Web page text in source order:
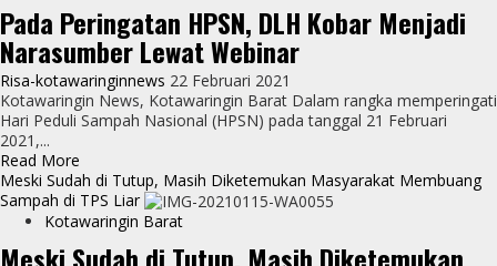
Pada Peringatan HPSN, DLH Kobar Menjadi
Narasumber Lewat Webinar
Risa-kotawaringinnews 22 Februari 2021
Kotawaringin News, Kotawaringin Barat Dalam rangka memperingati
Hari Peduli Sampah Nasional (HPSN) pada tanggal 21 Februari
2021,...
Read More
more
about
Pada
Peringatan
HPSN,
Meski Sudah di Tutup, Masih Diketemukan Masyarakat Membuang
Sampah di TPS Liar
Kotawaringin Barat